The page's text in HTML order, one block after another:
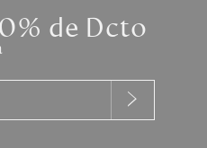
de Dcto